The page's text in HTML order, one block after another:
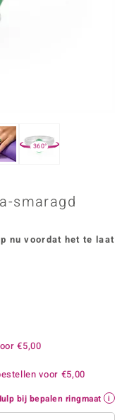
360°
smaragd
nu voordat het te laat
€5,00
voor €5,00
bij bepalen ringmaat